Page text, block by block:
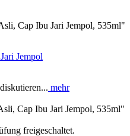
Cap Ibu Jari Jempol, 535ml"
Jempol
mehr
Cap Ibu Jari Jempol, 535ml"
freigeschaltet.